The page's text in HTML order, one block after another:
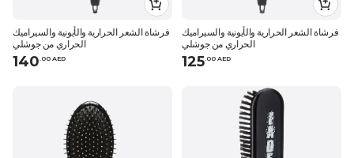
فرشاة الشعر الحرارية والأيونية والسيراميك
الحراري من جوشلي
140 00 AED
فرشاة الشعر الحرارية والأيونية والسيراميك
الحراري من جوشلي
125 00 AED